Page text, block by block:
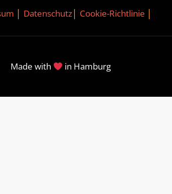
Datenschutz Cookie-Richtlinie
Made with in Hamburg